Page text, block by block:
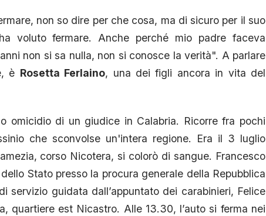
non so dire per che cosa, ma di sicuro per il suo
voluto fermare. Anche perché mio padre faceva
non si sa nulla, non si conosce la verità". A parlare
è Rosetta Ferlaino, una dei figli ancora in vita del
omicidio di un giudice in Calabria. Ricorre fra pochi
che sconvolse un'intera regione. Era il 3 luglio
corso Nicotera, si colorò di sangue. Francesco
Stato presso la procura generale della Repubblica
servizio guidata dall’appuntato dei carabinieri, Felice
quartiere est Nicastro. Alle 13.30, l’auto si ferma nei